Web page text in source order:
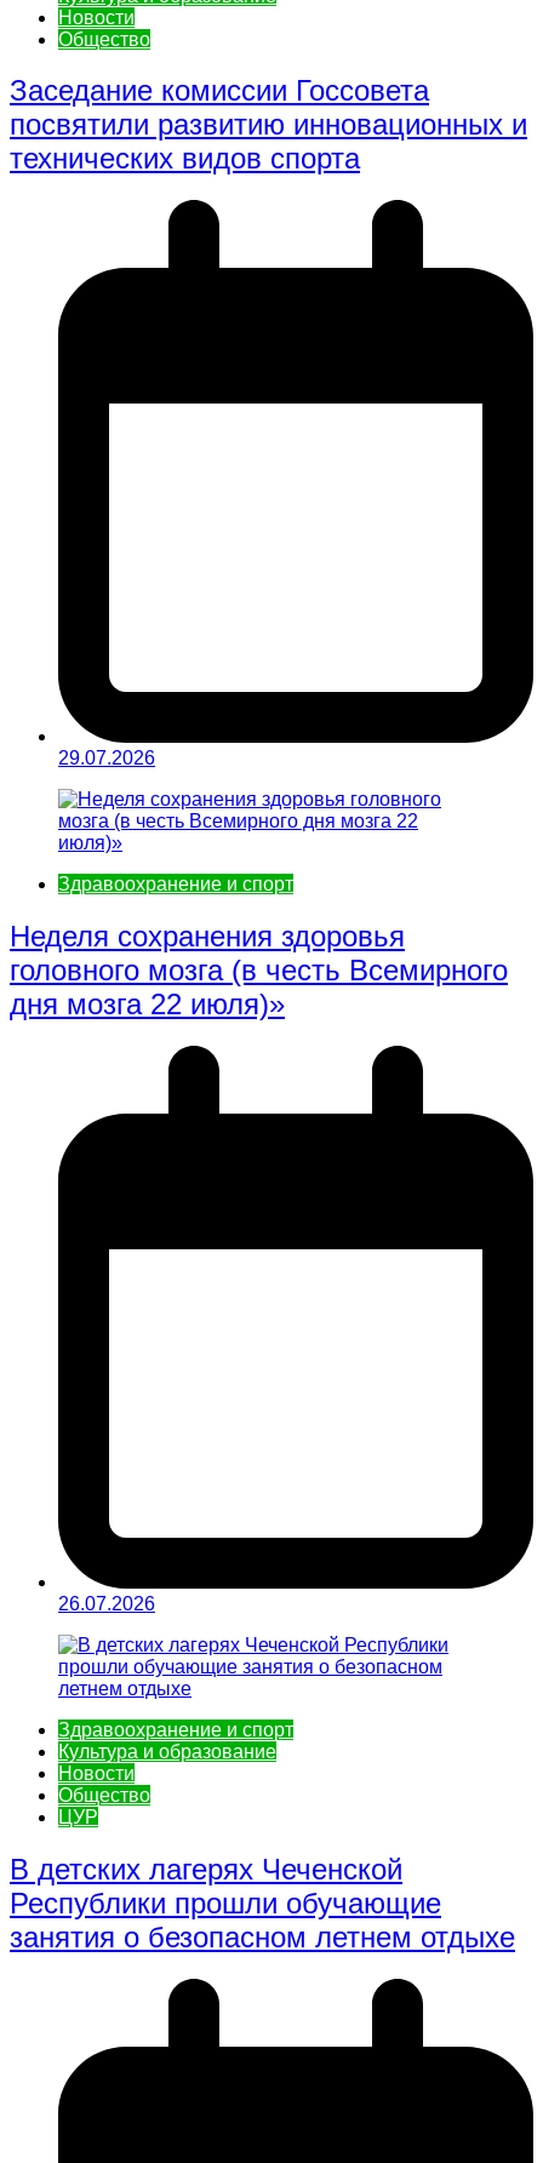
Новости
Общество
Заседание комиссии Госсовета
посвятили развитию инновационных и
технических видов спорта
29.07.2026
Здравоохранение и спорт
Неделя сохранения здоровья
головного мозга (в честь Всемирного
дня мозга 22 июля)»
26.07.2026
Здравоохранение и спорт
Культура и образование
Новости
Общество
ЦУР
В детских лагерях Чеченской
Республики прошли обучающие
занятия о безопасном летнем отдыхе